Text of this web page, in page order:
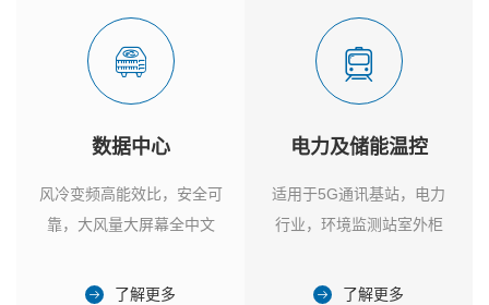
数据中心
风冷变频高能效比，安全可
靠，大风量大屏幕全中文
了解更多
电力及储能温控
适用于5G通讯基站，电力
行业，环境监测站室外柜
了解更多